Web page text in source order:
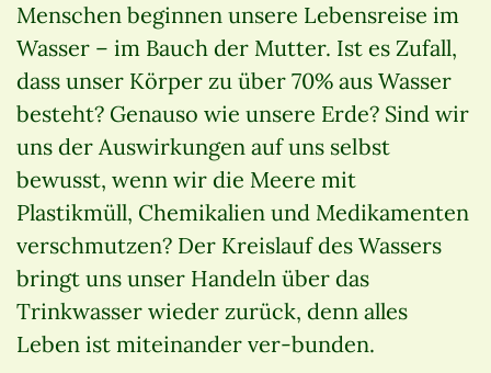
Menschen beginnen unsere Lebensreise im
Wasser – im Bauch der Mutter. Ist es Zufall,
dass unser Körper zu über 70% aus Wasser
besteht? Genauso wie unsere Erde? Sind wir
uns der Auswirkungen auf uns selbst
bewusst, wenn wir die Meere mit
Plastikmüll, Chemikalien und Medikamenten
verschmutzen? Der Kreislauf des Wassers
bringt uns unser Handeln über das
Trinkwasser wieder zurück, denn alles
Leben ist miteinander ver-bunden.